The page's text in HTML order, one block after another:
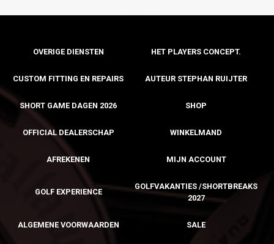
OVERIGE DIENSTEN HET PLAYERS CONCEPT.
CUSTOM FITTING EN REPAIRS AUTEUR STEPHAN RUIJTER
SHORT GAME DAGEN 2026 SHOP
OFFICIAL DEALERSCHAP WINKELMAND
AFREKENEN MIJN ACCOUNT
GOLF EXPERIENCE
GOLFVAKANTIES /SHORTBREAKS
2027
ALGEMENE VOORWAARDEN SALE